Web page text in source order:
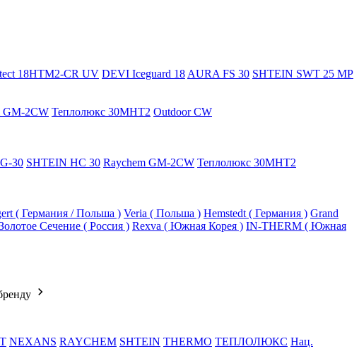
18HTM2-CR UV DEVI Iceguard 18 AURA FS 30 SHTEIN SWT 25 MP
GM-2CW Теплолюкс 30МНТ2 Outdoor CW
30 SHTEIN HC 30 Raychem GM-2CW Теплолюкс 30МНТ2
( Германия / Польша ) Veria ( Польша ) Hemstedt ( Германия ) Grand
Сечение ( Россия ) Rexva ( Южная Корея ) IN-THERM ( Южная
NEXANS RAYCHEM SHTEIN THERMO ТЕПЛОЛЮКС Нац.